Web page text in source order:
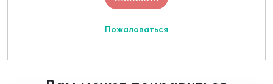
Пожаловаться